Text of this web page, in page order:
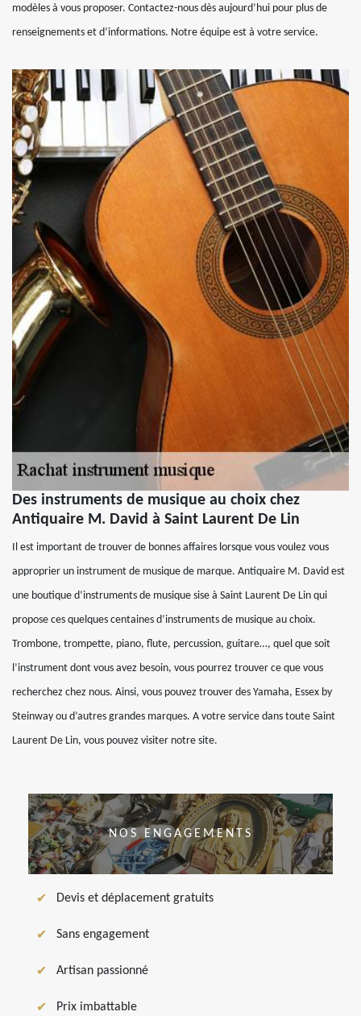
modèles à vous proposer. Contactez-nous dès aujourd’hui pour plus de
renseignements et d’informations. Notre équipe est à votre service.
Des instruments de musique au choix chez
Antiquaire M. David à Saint Laurent De Lin
Il est important de trouver de bonnes affaires lorsque vous voulez vous
approprier un instrument de musique de marque. Antiquaire M. David est
une boutique d’instruments de musique sise à Saint Laurent De Lin qui
propose ces quelques centaines d’instruments de musique au choix.
Trombone, trompette, piano, flute, percussion, guitare…, quel que soit
l’instrument dont vous avez besoin, vous pourrez trouver ce que vous
recherchez chez nous. Ainsi, vous pouvez trouver des Yamaha, Essex by
Steinway ou d’autres grandes marques. A votre service dans toute Saint
Laurent De Lin, vous pouvez visiter notre site.
NOS ENGAGEMENTS
Devis et déplacement gratuits
Sans engagement
Artisan passionné
Prix imbattable